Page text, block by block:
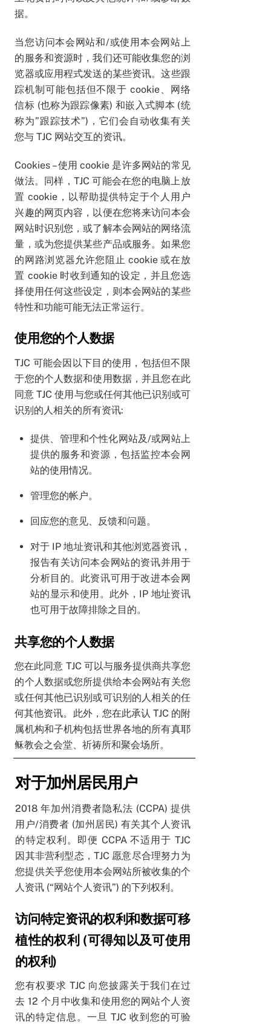
据。
当您访问本会网站和/或使用本会网站上
的服务和资源时，我们还可能收集您的浏
览器或应用程式发送的某些资讯。这些跟
踪机制可能包括但不限于 cookie、网络
信标 (也称为跟踪像素) 和嵌入式脚本 (统
称为”跟踪技术”)，它们会自动收集有关
您与 TJC 网站交互的资讯。
Cookies – 使用 cookie 是许多网站的常见
做法。同样，TJC 可能会在您的电脑上放
置 cookie，以帮助提供特定于个人用户
兴趣的网页内容，以便在您将来访问本会
网站时识别您，或了解本会网站的网络流
量，或为您提供某些产品或服务。如果您
的网路浏览器允许您阻止 cookie 或在放
置 cookie 时收到通知的设定，并且您选
择使用任何这些设定，则本会网站的某些
特性和功能可能无法正常运行。
使用您的个人数据
TJC 可能会因以下目的使用，包括但不限
于您的个人数据和使用数据，并且您在此
同意 TJC 使用与您或任何其他已识别或可
识别的人相关的所有资讯:
提供、管理和个性化网站及/或网站上
提供的服务和资源，包括监控本会网
站的使用情况。
管理您的帐户。
回应您的意见、反馈和问题。
对于 IP 地址资讯和其他浏览器资讯，
报告有关访问本会网站的资讯并用于
分析目的。此资讯可用于改进本会网
站的显示和使用。此外，IP 地址资讯
也可用于故障排除之目的。
共享您的个人数据
您在此同意 TJC 可以与服务提供商共享您
的个人数据或您所提供给本会网站有关您
或任何其他已识别或可识别的人相关的任
何其他资讯。此外，您在此承认 TJC 的附
属机构和子机构包括世界各地的所有真耶
稣教会之会堂、祈祷所和聚会场所。
对于加州居民用户
2018 年加州消费者隐私法 (CCPA) 提供
用户/消费者 (加州居民) 有关其个人资讯
的特定权利。即便 CCPA 不适用于 TJC
因其非营利型态，TJC 愿意尽合理努力为
您提供关乎您使用本会网站所被收集的个
人资讯 (“网站个人资讯”) 的下列权利。
访问特定资讯的权利和数据可移
植性的权利 (可得知以及可使用
的权利)
您有权要求 TJC 向您披露关于我们在过
去 12 个月中收集和使用您的网站个人资
讯的特定信息。一旦 TJC 收到您的可验